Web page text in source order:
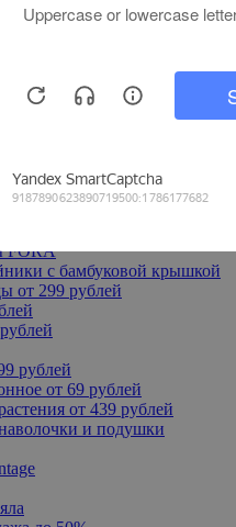
товары
по промокоду
до -70%
доставкой
50%
FORA
с бамбуковой крышкой
от 299 рублей
рублей
от 69 рублей
от 439 рублей
и подушки